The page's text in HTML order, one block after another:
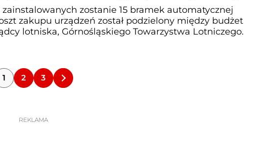
zostanie 15 bramek automatycznej
zakupu urządzeń został podzielony między budżet
lotniska, Górnośląskiego Towarzystwa Lotniczego.
1 2 3
REKLAMA